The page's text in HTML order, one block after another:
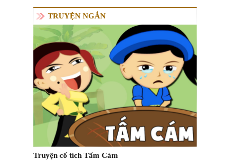
TRUYỆN NGẮN
Truyện cổ tích Tấm Cám